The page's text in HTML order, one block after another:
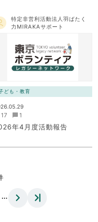
特定非営利活動法人羽ばたく
力MIRAKAサポート
ども・教育
17 1
年4月度活動報告
…